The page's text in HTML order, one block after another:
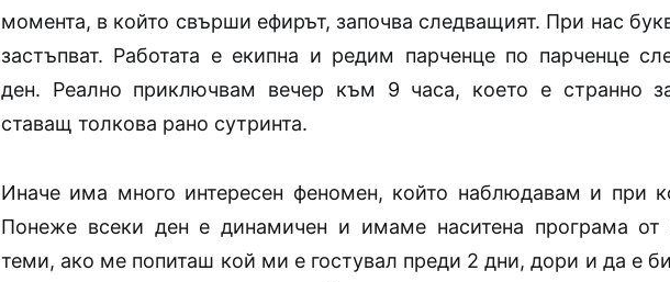
момента, в който свърши ефирът, започва следващият. При нас
застъпват. Работата е екипна и редим парченце по парченце
ден. Реално приключвам вечер към 9 часа, което е странно
ставащ толкова рано сутринта.
Иначе има много интересен феномен, който наблюдавам и при
Понеже всеки ден е динамичен и имаме наситена програма от
теми, ако ме попиташ кой ми е гостувал преди 2 дни, дори и да е